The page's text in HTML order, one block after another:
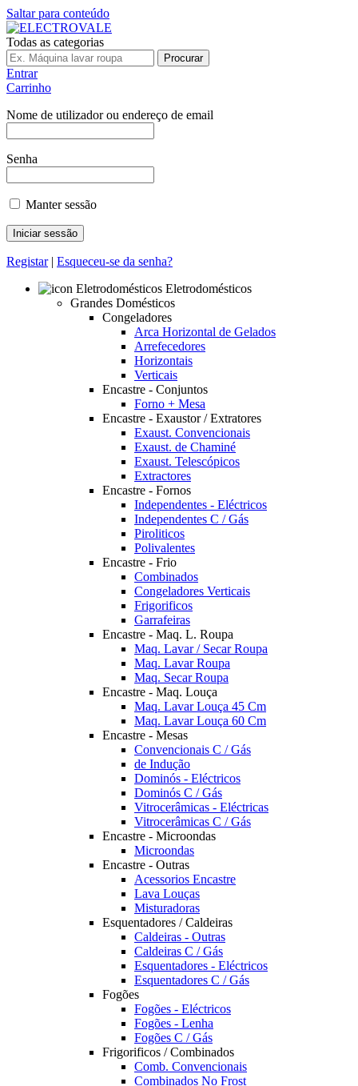
Saltar para conteúdo
Todas as categorias
Procurar
Entrar
Carrinho
Nome de utilizador ou endereço de email
Senha
Manter sessão
Registar| Esqueceu-se da senha?
Eletrodomésticos
Grandes Domésticos
Congeladores
Arca Horizontal de Gelados
Arrefecedores
Horizontais
Verticais
Encastre - Conjuntos
Forno + Mesa
Encastre - Exaustor / Extratores
Exaust. Convencionais
Exaust. de Chaminé
Exaust. Telescópicos
Extractores
Encastre - Fornos
Independentes - Eléctricos
Independentes C / Gás
Piroliticos
Polivalentes
Encastre - Frio
Combinados
Congeladores Verticais
Frigorificos
Garrafeiras
Encastre - Maq. L. Roupa
Maq. Lavar / Secar Roupa
Maq. Lavar Roupa
Maq. Secar Roupa
Encastre - Maq. Louça
Maq. Lavar Louça 45 Cm
Maq. Lavar Louça 60 Cm
Encastre - Mesas
Convencionais C / Gás
de Indução
Dominós - Eléctricos
Dominós C / Gás
Vitrocerâmicas - Eléctricas
Vitrocerâmicas C / Gás
Encastre - Microondas
Microondas
Encastre - Outras
Acessorios Encastre
Lava Louças
Misturadoras
Esquentadores / Caldeiras
Caldeiras - Outras
Caldeiras C / Gás
Esquentadores - Eléctricos
Esquentadores C / Gás
Fogões
Fogões - Eléctricos
Fogões - Lenha
Fogões C / Gás
Frigorificos / Combinados
Comb. Convencionais
Combinados No Frost